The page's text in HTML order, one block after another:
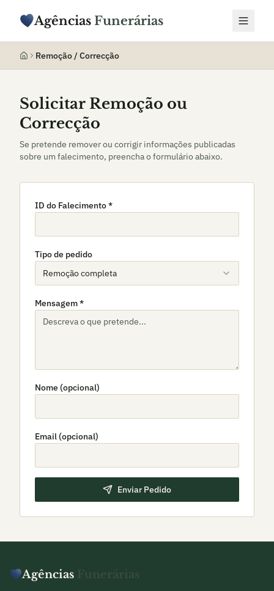
Agências Funerárias
Remoção / Correcção
Solicitar Remoção ou
Correcção
Se pretende remover ou corrigir informações publicadas
sobre um falecimento, preencha o formulário abaixo.
ID do Falecimento *
Tipo de pedido
Remoção completa
Mensagem *
Nome (opcional)
Email (opcional)
Enviar Pedido
Agências Funerárias